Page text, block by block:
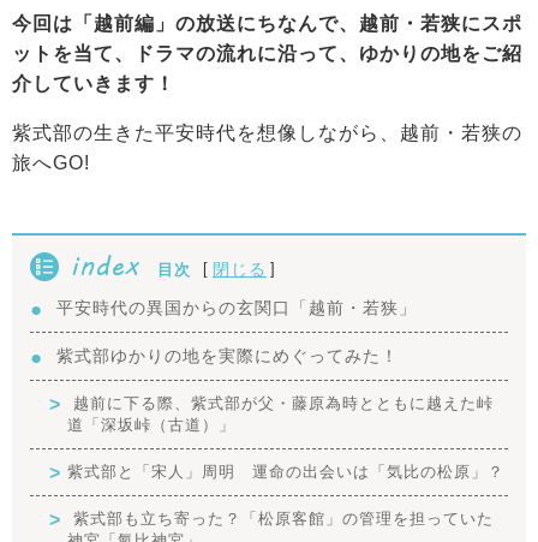
今回は「越前編」の放送にちなんで、越前・若狭にスポ
ットを当て、ドラマの流れに沿って、ゆかりの地をご紹
介していきます！
紫式部の生きた平安時代を想像しながら、越前・若狭の
旅へGO!
index 目次 [ 閉じる ]
平安時代の異国からの玄関口「越前・若狭」
紫式部ゆかりの地を実際にめぐってみた！
越前に下る際、紫式部が父・藤原為時とともに越えた峠
道「深坂峠（古道）」
紫式部と「宋人」周明 運命の出会いは「気比の松原」？
紫式部も立ち寄った？「松原客館」の管理を担っていた